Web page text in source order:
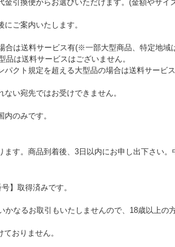
金引換便からお選びいただけます。(金額やサ
ご案内いたします。
合は送料サービス有(※一部大型商品、特定地域
は送料サービスはございません。
クト規定を超える大型品の場合は送料サービス
い宛先ではお受けできません。
のみです。
す。商品到着後、3日以内にお申し出下さい
】取得済みです。
なるお取引もいたしませんので、18歳以上の
おりません。